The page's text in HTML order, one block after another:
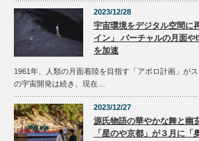
2023/12/28
宇宙環境をデジタル空間に
イン」 バーチャルの月面
を加速
1961年、人類の月面着陸を目指す「アポロ計画」が
の宇宙開発は続き、現在…
2023/12/27
源氏物語の華やかな舞と幽
「星のや京都」が３月に「